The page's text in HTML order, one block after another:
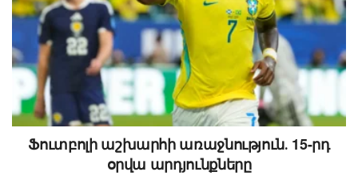
Ֆուտբոլի աշխարհի առաջնություն․ 15-րդ
օրվա արդյունքները